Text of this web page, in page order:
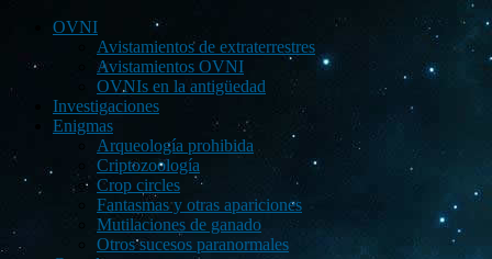
OVNI
Avistamientos de extraterrestres
Avistamientos OVNI
OVNIs en la antigüedad
Investigaciones
Enigmas
Arqueología prohibida
Criptozoología
Crop circles
Fantasmas y otras apariciones
Mutilaciones de ganado
Otros sucesos paranormales